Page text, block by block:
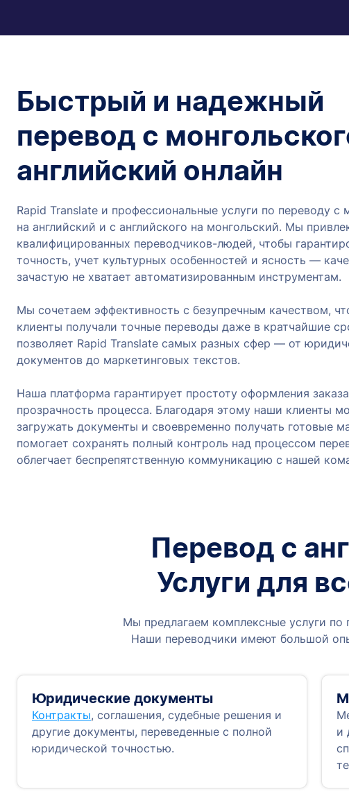
Быстрый и надежный
перевод с
английский онлайн
Rapid Translate и профессиональные услуги по переводу с
на английский и с английского на монгольский. Мы
квалифицированных переводчиков-людей, чтобы
точность, учет культурных особенностей и ясность —
зачастую не хватает автоматизированным инструментам.
Мы сочетаем эффективность с безупречным качеством,
клиенты получали точные переводы даже в кратчайшие
позволяет Rapid Translate самых разных сфер — от
документов до маркетинговых текстов.
Наша платформа гарантирует простоту оформления
прозрачность процесса. Благодаря этому наши клиенты
загружать документы и своевременно получать готовые
помогает сохранять полный контроль над процессом
облегчает беспрепятственную коммуникацию с нашей
Перевод с
Услуги для
Мы предлагаем комплексные услуги по
Наши переводчики имеют большой
Юридические документы
Контракты, соглашения, судебные решения и
другие документы, переведенные с полной
юридической точностью.
и